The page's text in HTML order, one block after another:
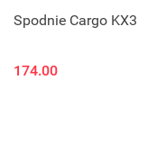
Spodnie Cargo KX3
174.00